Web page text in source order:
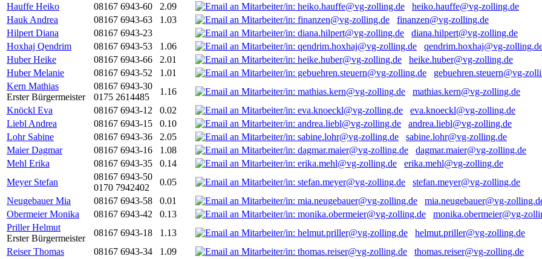
Hauffe Heiko
08167 6943-60 2.09
heiko.hauffe@vg-zolling.de
Hauk Andrea
08167 6943-63 1.03
finanzen@vg-zolling.de
Hilpert Diana
08167 6943-23
diana.hilpert@vg-zolling.de
Hoxhaj Qendrim
08167 6943-53 1.06
qendrim.hoxhaj@vg-
Huber Heike
08167 6943-66 2.01
heike.huber@vg-zolling.de
Huber Melanie
08167 6943-52 1.01
gebuehren.steuern@vg-
Kern Mathias
Erster Bürgermeister
08167 6943-30
0175 2614485
1.16
mathias.kern@vg-zolling.de
Knöckl Eva
08167 6943-12 0.02
eva.knoeckl@vg-zolling.de
Liebl Andrea
08167 6943-15 0.10
andrea.liebl@vg-zolling.de
Lohr Sabine
08167 6943-36 2.05
sabine.lohr@vg-zolling.de
Maier Dagmar
08167 6943-16 1.08
dagmar.maier@vg-zolling.de
Mehl Erika
08167 6943-35 0.14
erika.mehl@vg-zolling.de
Meyer Stefan
08167 6943-50
0170 7942402
0.05
stefan.meyer@vg-zolling.de
Neugebauer Mia
08167 6943-58 0.01
mia.neugebauer@vg-
Obermeier Monika
08167 6943-42 0.13
monika.obermeier@vg-
Priller Helmut
Erster Bürgermeister
08167 6943-18 1.13
helmut.priller@vg-zolling.de
Reiser Thomas
08167 6943-34 1.09
thomas.reiser@vg-zolling.de